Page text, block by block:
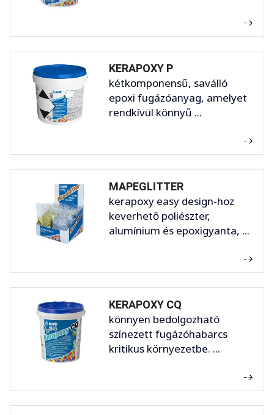
KERAPOXY P
kétkomponensű, saválló
epoxi fugázóanyag, amelyet
rendkívül könnyű ...
MAPEGLITTER
kerapoxy easy design-hoz
keverhető poliészter,
alumínium és epoxigyanta, ...
KERAPOXY CQ
könnyen bedolgozható
színezett fugázóhabarcs
kritikus környezetbe. ...